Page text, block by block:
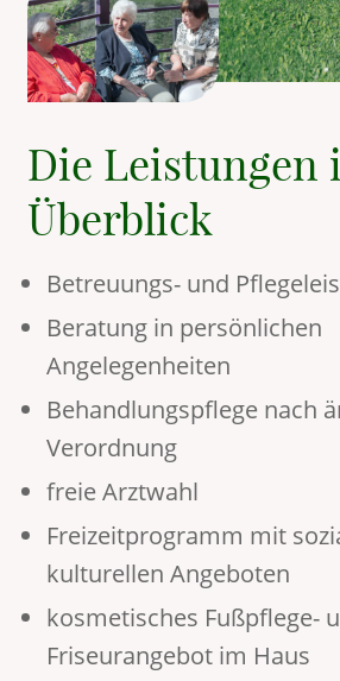
Die Leistungen
Überblick
Betreuungs- und
Beratung in persönlichen
Angelegenheiten
Behandlungspflege nach
Verordnung
freie Arztwahl
Freizeitprogramm mit
kulturellen Angeboten
kosmetisches Fußpflege-
Friseurangebot im Haus